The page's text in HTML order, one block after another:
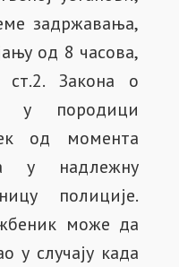
задржавања,
од 8 часова,
Закона о
у породици
од момента
у надлежну
полиције.
може да
у случају када